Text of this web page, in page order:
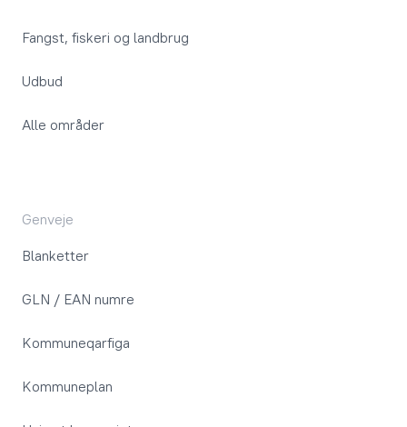
Fangst, fiskeri og landbrug
Udbud
Alle områder
Genveje
Blanketter
GLN / EAN numre
Kommuneqarfiga
Kommuneplan